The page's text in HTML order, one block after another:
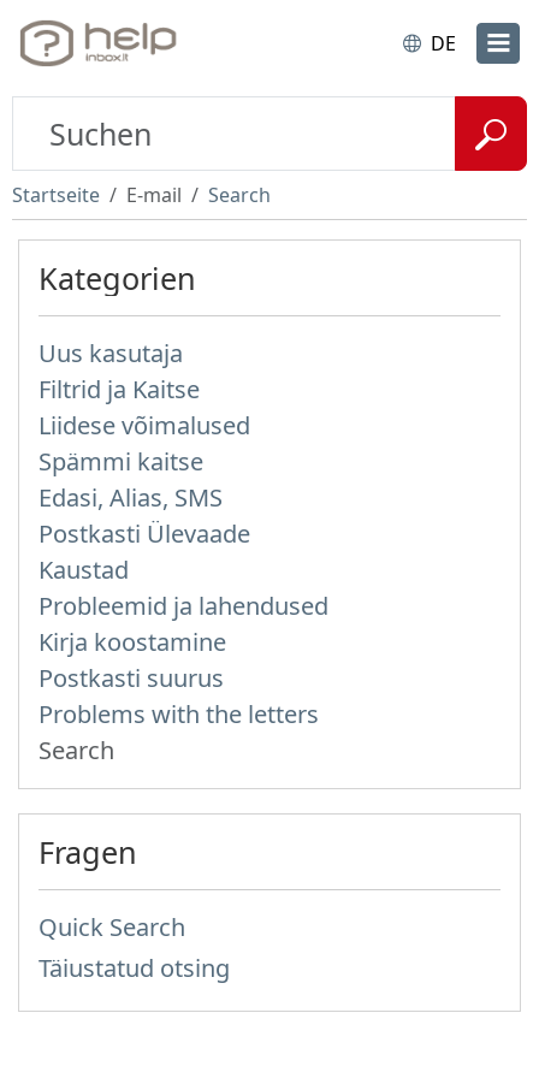
DE
Startseite E-mail Search
Kategorien
Uus kasutaja
Filtrid ja Kaitse
Liidese võimalused
Spämmi kaitse
Edasi, Alias, SMS
Postkasti Ülevaade
Kaustad
Probleemid ja lahendused
Kirja koostamine
Postkasti suurus
Problems with the letters
Search
Fragen
Quick Search
Täiustatud otsing